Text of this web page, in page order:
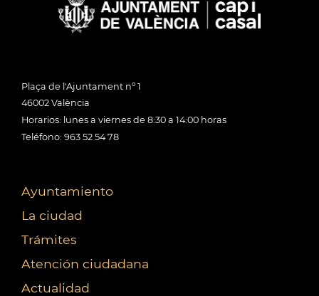
Plaça de l'Ajuntament nº 1
46002 València
Horarios: lunes a viernes de 8:30 a 14:00 horas
Teléfono: 963 52 54 78
Ayuntamiento
La ciudad
Trámites
Atención ciudadana
Actualidad